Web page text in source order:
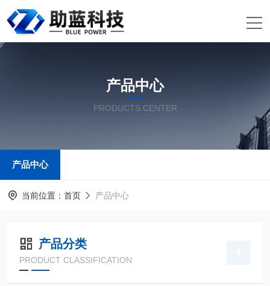
产品中心
PRODUCTS CENTER
产品中心
当前位置： 首页 产品中心
产品分类
PRODUCT CLASSIFICATION